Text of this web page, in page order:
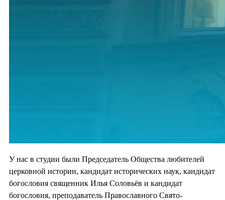
У нас в студии были Председатель Общества любителей
церковной истории, кандидат исторических наук, кандидат
богословия священник Илья Соловьёв и кандидат
богословия, преподаватель Православного Свято-